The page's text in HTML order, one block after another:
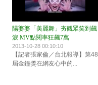
陽婆婆「美麗舞」夯觀眾笑到飆
淚 MV點閱率狂飆7萬
2013-10-28 00:10:10
【記者張家倫／台北報導】第48
屆金鐘獎在網友心中的...